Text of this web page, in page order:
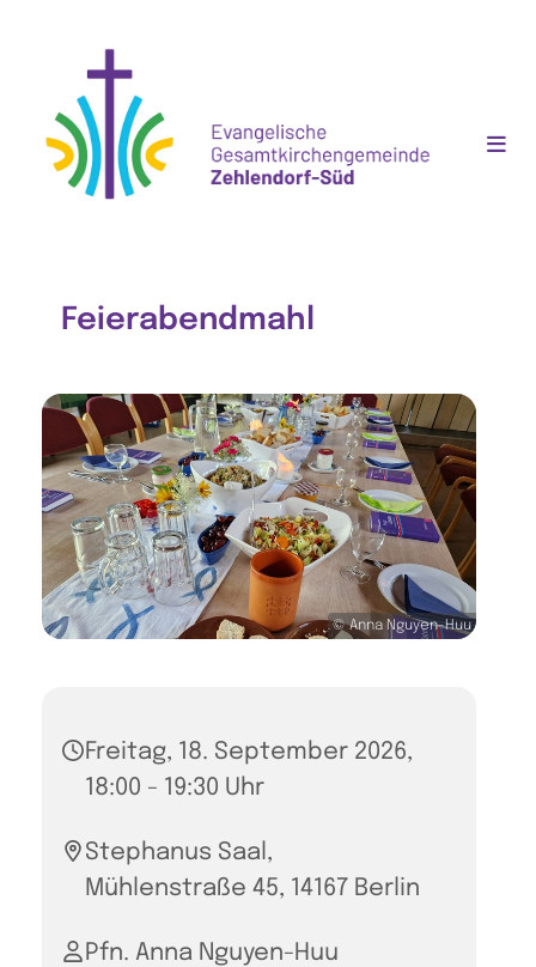
Feierabendmahl
© Anna Nguyen-Huu
Freitag, 18. September 2026,
18:00 - 19:30 Uhr
Stephanus Saal,
Mühlenstraße 45, 14167 Berlin
Pfn. Anna Nguyen-Huu